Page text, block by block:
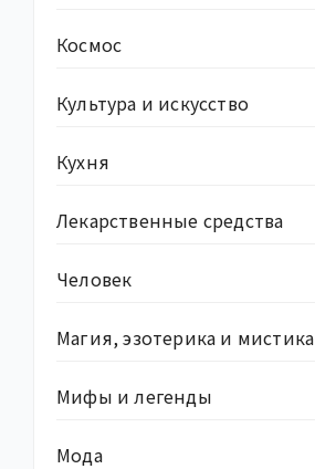
Космос
Культура и искусство
Кухня
Лекарственные средства
Человек
Магия, эзотерика и мистика
Мифы и легенды
Мода